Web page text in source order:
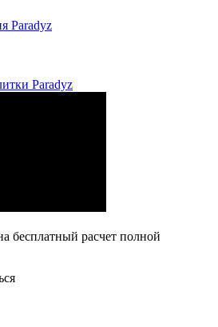
Paradyz
Paradyz
бесплатный расчет полной